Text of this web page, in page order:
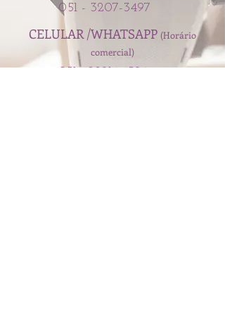
051 - 3207-3497
CELULAR /WHATSAPP (Horário
comercial)
051 - 99214-4524